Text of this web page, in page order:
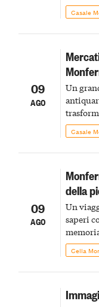
Casale
09
AGO
Un
Casale
09
AGO
della
Un
saperi
Cella